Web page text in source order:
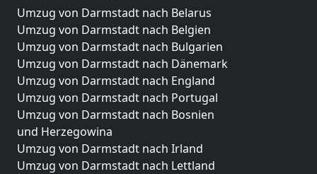
Umzug von Darmstadt nach Belarus
Umzug von Darmstadt nach Belgien
Umzug von Darmstadt nach Bulgarien
Umzug von Darmstadt nach Dänemark
Umzug von Darmstadt nach England
Umzug von Darmstadt nach Portugal
Umzug von Darmstadt nach Bosnien
und Herzegowina
Umzug von Darmstadt nach Irland
Umzug von Darmstadt nach Lettland